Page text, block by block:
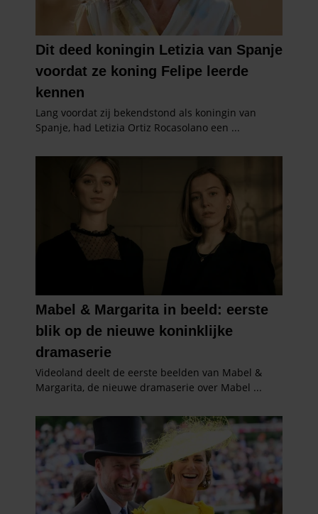
gaat akkoord met onze cookies als u onze website blijft